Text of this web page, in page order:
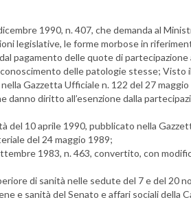
1990, n. 407, che demanda al
legislative, le forme morbose in
pagamento delle quote di partecipazione
delle patologie stesse; Visto
Gazzetta Ufficiale n. 122 del 27
danno diritto all’esenzione dalla
del 10 aprile 1990, pubblicato nella
del 24 maggio 1989;
1983, n. 463, convertito, con
di sanità nelle sedute del 7 e del 20
e sanità del Senato e affari sociali della